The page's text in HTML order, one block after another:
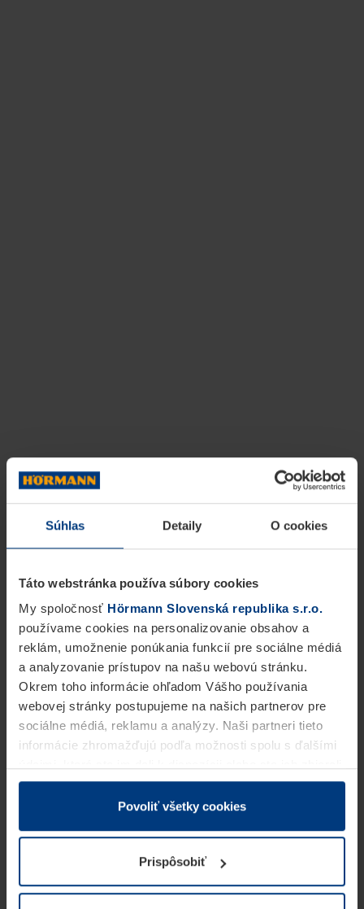
Súhlas Detaily O cookies
Táto webstránka používa súbory cookies
My spoločnosť Hörmann Slovenská republika s.r.o.
používame cookies na personalizovanie obsahov a
reklám, umožnenie ponúkania funkcií pre sociálne médiá
a analyzovanie prístupov na našu webovú stránku.
Okrem toho informácie ohľadom Vášho používania
webovej stránky postupujeme na našich partnerov pre
sociálne médiá, reklamu a analýzy. Naši partneri tieto
informácie zhromažďujú podľa možnosti spolu s ďalšími
v rámci Vášho využívania služieb.
Z právneho hľadiska môžeme cookies ukladať na Vašom
prevádzku tejto stránky. Pre všetky ostatné typy cookie
potrebujeme Vaše povolenie. Vaše povolenie môžete
kedykoľvek zmeniť alebo odvolať vo vysvetlení cookie
Povoliť všetky cookies
Prispôsobiť